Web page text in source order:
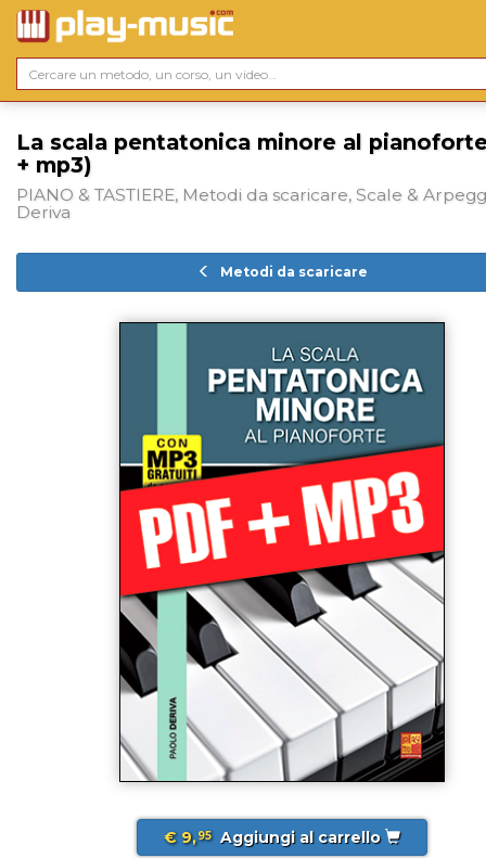
La scala pentatonica minore al
+ mp3)
PIANO & TASTIERE, Metodi da scaricare, Scale &
Deriva
Metodi da scaricare
€ 9,95 Aggiungi al carrello